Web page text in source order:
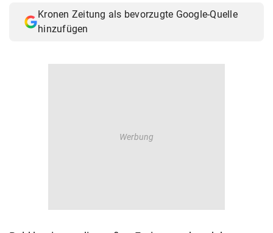
Kronen Zeitung als bevorzugte Google-Quelle
hinzufügen